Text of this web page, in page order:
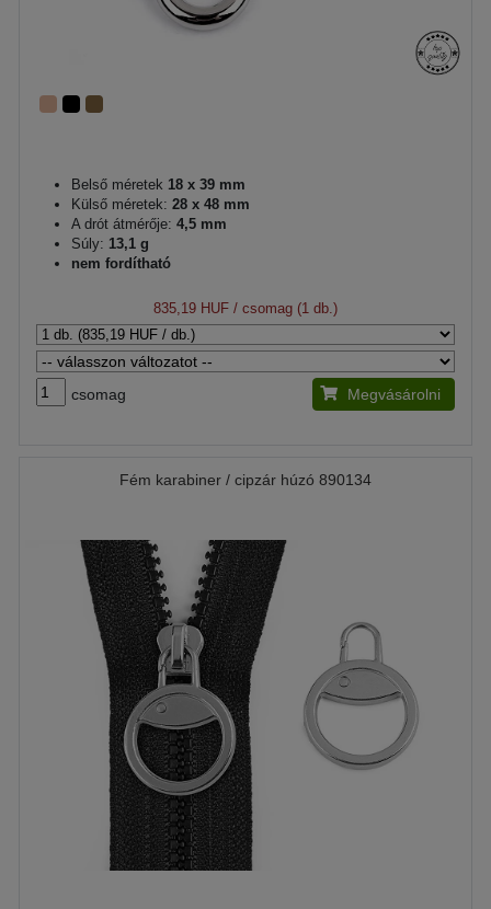
Belső méretek 18 x 39 mm
Külső méretek: 28 x 48 mm
A drót átmérője: 4,5 mm
Súly: 13,1 g
nem fordítható
835,19 HUF / csomag (1 db.)
csomag Megvásárolni
Fém karabiner / cipzár húzó 890134